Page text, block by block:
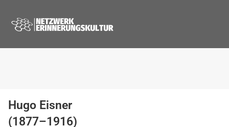
Hugo Eisner
(1877–1916)